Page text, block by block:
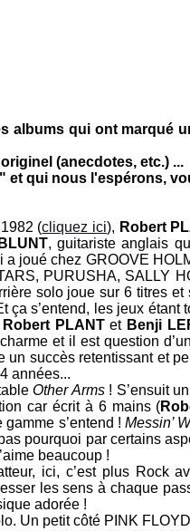
albums qui ont
(anecdotes, etc.) ...
qui nous l'espérons,
(cliquez ici), Robert
, guitariste anglais
a joué chez GROOVE
, PURUSHA, SALLY
solo joue sur 6 titres
ça s’entend, les jeux
Robert PLANTet Benji
et il est question
succès retentissant et
années...
Other Arms ! S’ensuit
car écrit à 6 mains (
gamme s’entend !Messin’
pourquoi par certains
beaucoup !
ici, c’est plus Rock
les sens à chaque
adorée !
Un petit côté PINK FLOYD